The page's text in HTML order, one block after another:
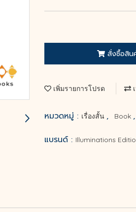
สั่งซื้อสิน
เพิ่มรายการโปรด
หมวดหมู่ : เรื่องสั้น , Book ,
แบรนด์ : Illuminations